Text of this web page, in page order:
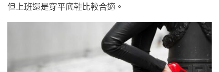
但上班還是穿平底鞋比較合適。